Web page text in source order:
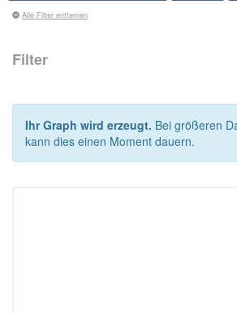
Alle Filter entfernen
Filter
Ihr Graph wird erzeugt. Bei größeren
kann dies einen Moment dauern.